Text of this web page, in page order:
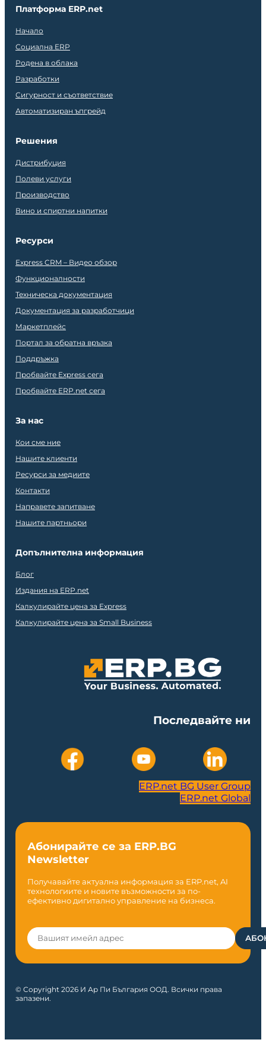
Платформа ERP.net
Начало
Социална ERP
Родена в облака
Разработки
Сигурност и съответствие
Автоматизиран ъпгрейд
Решения
Дистрибуция
Полеви услуги
Производство
Вино и спиртни напитки
Ресурси
Express CRM – Видео обзор
Функционалности
Техническа документация
Документация за разработчици
Маркетплейс
Портал за обратна връзка
Поддръжка
Пробвайте Express сега
Пробвайте ERP.net сега
За нас
Кои сме ние
Нашите клиенти
Ресурси за медиите
Контакти
Направете запитване
Нашите партньори
Допълнителна информация
Блог
Издания на ERP.net
Калкулирайте цена за Express
Калкулирайте цена за Small Business
Последвайте ни
ERP.net BG User Group
ERP.net Global
Абонирайте се за ERP.BG
Newsletter
Получавайте актуална информация за ERP.net, AI
технологиите и новите възможности за по-
ефективно дигитално управление на бизнеса.
© Copyright 2026 И Ар Пи България ООД. Всички права
запазени.